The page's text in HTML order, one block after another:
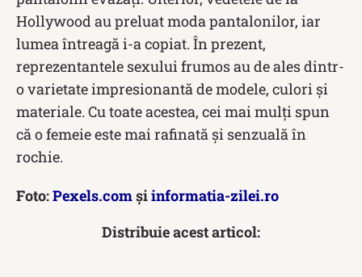
Hollywood au preluat moda pantalonilor, iar
lumea întreagă i-a copiat. În prezent,
reprezentantele sexului frumos au de ales dintr-
o varietate impresionantă de modele, culori şi
materiale. Cu toate acestea, cei mai mulți spun
că o femeie este mai rafinată și senzuală în
rochie.
Foto:Pexels.comșiinformatia-zilei.ro
Distribuie acest articol: